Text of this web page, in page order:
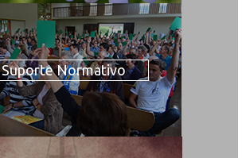
Suporte Normativo